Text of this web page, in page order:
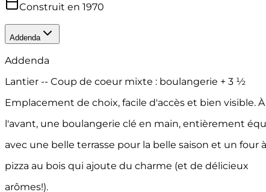
Construit en 1970
Addenda
Addenda
Lantier -- Coup de coeur mixte : boulangerie + 3 ½
Emplacement de choix, facile d'accès et bien visible. À
l'avant, une boulangerie clé en main, entièrement
avec une belle terrasse pour la belle saison et un four à
pizza au bois qui ajoute du charme (et de délicieux
arômes!).